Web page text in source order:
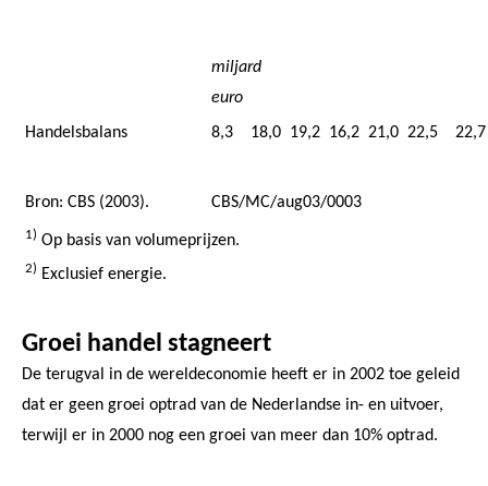
miljard
euro
Handelsbalans
8,3 18,0 19,2 16,2 21,0 22,5 22,7
Bron: CBS (2003). CBS/MC/aug03/0003
1) Op basis van volumeprijzen.
2) Exclusief energie.
Groei handel stagneert
De terugval in de wereldeconomie heeft er in 2002 toe geleid
dat er geen groei optrad van de Nederlandse in- en uitvoer,
terwijl er in 2000 nog een groei van meer dan 10% optrad.